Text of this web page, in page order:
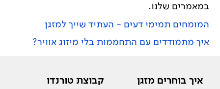
במאמרים שלנו.
המומחים תמימי דעים - העתיד שייך למזגן
איך מתמודדים עם התחממות בלי מיזוג אוויר?
איך בוחרים מזגן קבוצת טורנדו